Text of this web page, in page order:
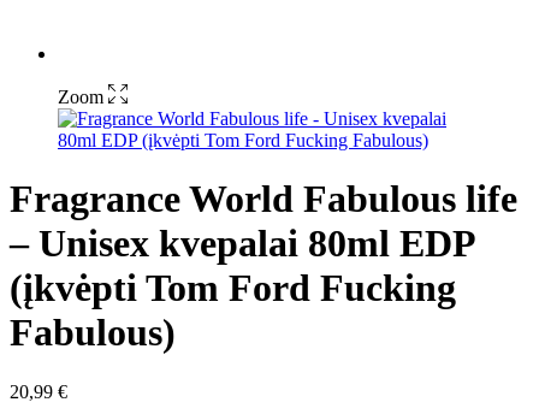
Zoom
Fragrance World Fabulous life
– Unisex kvepalai 80ml EDP
(įkvėpti Tom Ford Fucking
Fabulous)
20,99 €